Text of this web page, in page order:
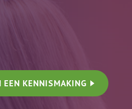
EEN KENNISMAKING